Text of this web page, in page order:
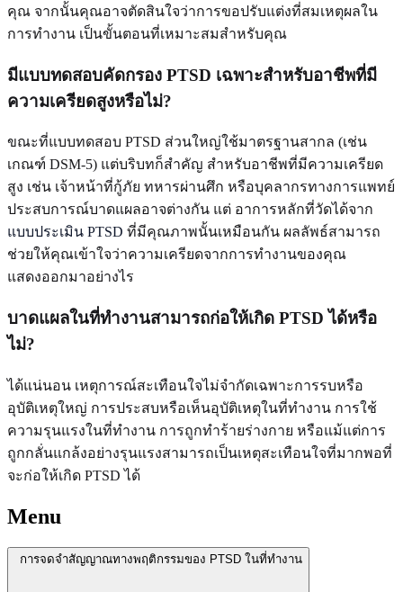
คุณ จากนั้นคุณอาจตัดสินใจว่าการขอปรับแต่งที่สมเหตุผลใน
การทำงาน เป็นขั้นตอนที่เหมาะสมสำหรับคุณ
มีแบบทดสอบคัดกรอง PTSD เฉพาะสำหรับอาชีพที่มี
ความเครียดสูงหรือไม่?
ขณะที่แบบทดสอบ PTSD ส่วนใหญ่ใช้มาตรฐานสากล (เช่น
เกณฑ์ DSM-5) แต่บริบทก็สำคัญ สำหรับอาชีพที่มีความเครียด
สูง เช่น เจ้าหน้าที่กู้ภัย ทหารผ่านศึก หรือบุคลากรทางการแพทย์
ประสบการณ์บาดแผลอาจต่างกัน แต่ อาการหลักที่วัดได้จาก
แบบประเมิน PTSD ที่มีคุณภาพนั้นเหมือนกัน ผลลัพธ์สามารถ
ช่วยให้คุณเข้าใจว่าความเครียดจากการทำงานของคุณ
แสดงออกมาอย่างไร
บาดแผลในที่ทำงานสามารถก่อให้เกิด PTSD ได้หรือ
ไม่?
ได้แน่นอน เหตุการณ์สะเทือนใจไม่จำกัดเฉพาะการรบหรือ
อุบัติเหตุใหญ่ การประสบหรือเห็นอุบัติเหตุในที่ทำงาน การใช้
ความรุนแรงในที่ทำงาน การถูกทำร้ายร่างกาย หรือแม้แต่การ
ถูกกลั่นแกล้งอย่างรุนแรงสามารถเป็นเหตุสะเทือนใจที่มากพอที่
จะก่อให้เกิด PTSD ได้
Menu
การจดจำสัญญาณทางพฤติกรรมของ PTSD ในที่ทำงาน